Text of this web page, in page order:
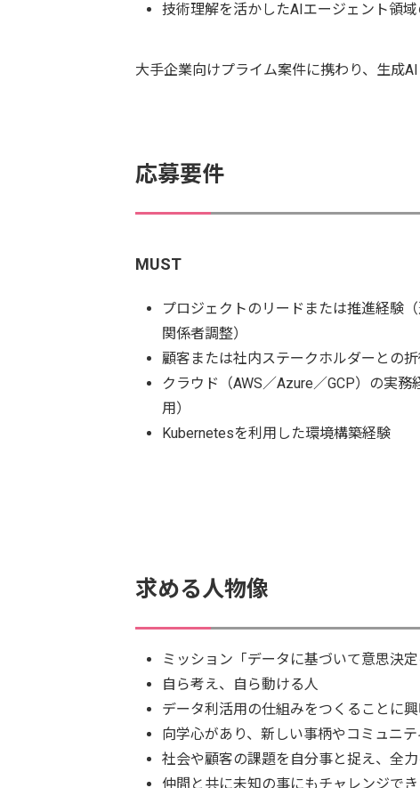
技術理解を活かしたAIエージェント領
大手企業向けプライム案件に携わり、生成
応募要件
MUST
プロジェクトのリードまたは推進経験
関係者調整）
顧客または社内ステークホルダーとの
クラウド（AWS／Azure／GCP）の実務
用）
Kubernetesを利用した環境構築経験
求める人物像
ミッション「データに基づいて意思決
自ら考え、自ら動ける人
データ利活用の仕組みをつくることに
向学心があり、新しい事柄やコミュニ
社会や顧客の課題を自分事と捉え、全
仲間と共に未知の事にもチャレンジで